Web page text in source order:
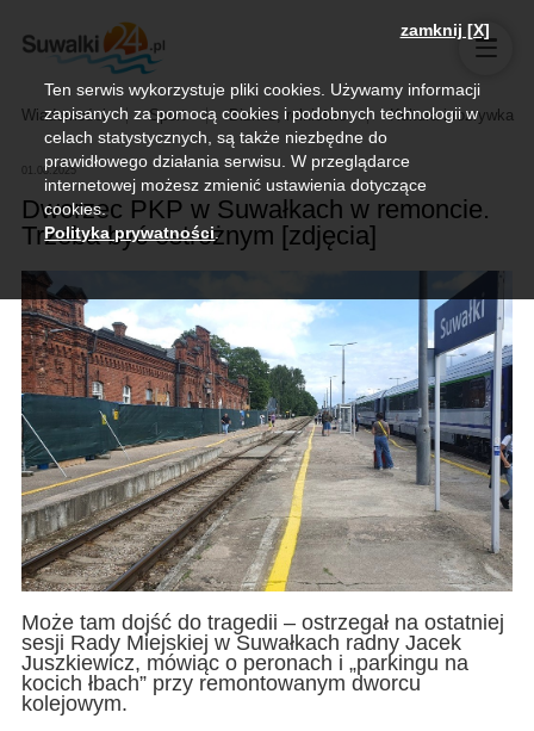
Wiadomości Sport Biznes, rolnictwo Kultura i rozrywka
01.08.2025
Dworzec PKP w Suwałkach w remoncie.
Trzeba być ostrożnym [zdjęcia]
Może tam dojść do tragedii – ostrzegał na ostatniej
sesji Rady Miejskiej w Suwałkach radny Jacek
Juszkiewicz, mówiąc o peronach i „parkingu na
kocich łbach” przy remontowanym dworcu
kolejowym.
zamknij [X]
Ten serwis wykorzystuje pliki cookies. Używamy informacji
zapisanych za pomocą cookies i podobnych technologii w
celach statystycznych, są także niezbędne do
prawidłowego działania serwisu. W przeglądarce
internetowej możesz zmienić ustawienia dotyczące
cookies.
Polityka prywatności.